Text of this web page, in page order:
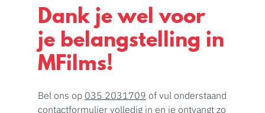
Dank je wel voor
je belangstelling in
MFilms!
Bel ons op 035 2031709 of vul onderstaand
contactformulier volledig in en je ontvangt zo